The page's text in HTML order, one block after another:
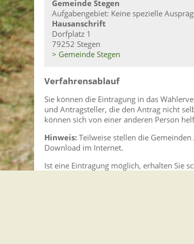
Gemeinde Stegen
Aufgabengebiet: Keine spezielle
Hausanschrift
Dorfplatz 1
79252 Stegen
> Gemeinde Stegen
Verfahrensablauf
Sie können die Eintragung in das
und Antragsteller, die den Antrag nicht
können sich von einer anderen Person
Hinweis: Teilweise stellen die
Download im Internet.
Ist eine Eintragung möglich, erhalten Sie